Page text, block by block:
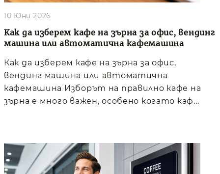
Как да изберем кафе на зърна за офис, вендинг
машина или автоматична кафемашина
10 Юни 2026
Как да изберем кафе на зърна за офис,
вендинг машина или автоматична
кафемашина Изборът на правилно кафе на
зърна е много важен, особено когато каф...